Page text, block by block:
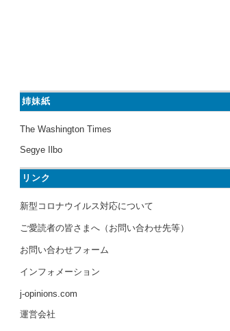
姉妹紙
The Washington Times
Segye Ilbo
リンク
新型コロナウイルス対応について
ご愛読者の皆さまへ（お問い合わせ先等）
お問い合わせフォーム
インフォメーション
j-opinions.com
運営会社